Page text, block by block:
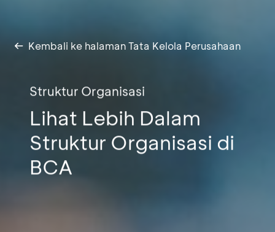
Kembali ke halaman Tata Kelola Perusahaan
Struktur Organisasi
Lihat Lebih Dalam
Struktur Organisasi di
BCA